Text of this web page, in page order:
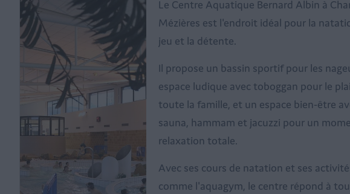
Le Centre Aquatique Bernard Albin à
Mézières est l'endroit idéal pour la
jeu et la détente.
Il propose un bassin sportif pour les
espace ludique avec toboggan pour le
toute la famille, et un espace bien-être
sauna, hammam et jacuzzi pour un
relaxation totale.
Avec ses cours de natation et ses
comme l'aquagym, le centre répond à